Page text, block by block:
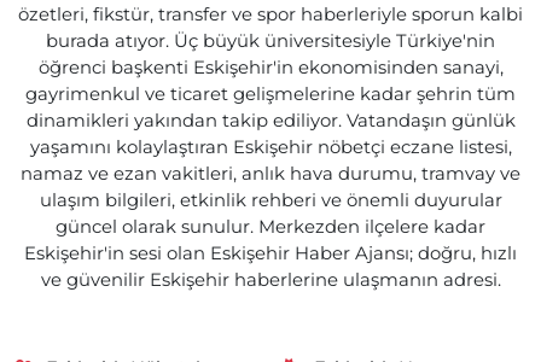
özetleri, fikstür, transfer ve spor haberleriyle sporun kalbi
burada atıyor. Üç büyük üniversitesiyle Türkiye'nin
öğrenci başkenti Eskişehir'in ekonomisinden sanayi,
gayrimenkul ve ticaret gelişmelerine kadar şehrin tüm
dinamikleri yakından takip ediliyor. Vatandaşın günlük
yaşamını kolaylaştıran Eskişehir nöbetçi eczane listesi,
namaz ve ezan vakitleri, anlık hava durumu, tramvay ve
ulaşım bilgileri, etkinlik rehberi ve önemli duyurular
güncel olarak sunulur. Merkezden ilçelere kadar
Eskişehir'in sesi olan Eskişehir Haber Ajansı; doğru, hızlı
ve güvenilir Eskişehir haberlerine ulaşmanın adresi.